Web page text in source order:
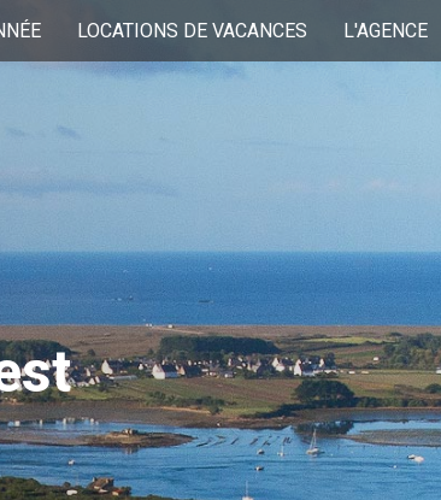
LOCATIONS DE VACANCES L'AGENCE